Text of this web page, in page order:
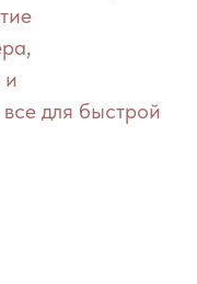
и
для быстрой